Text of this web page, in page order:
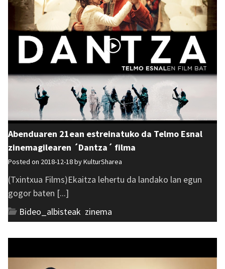
Abenduaren 21ean estreinatuko da Telmo Esnal
zinemagilearen ´Dantza´ filma
Posted on 2018-12-18 byKulturSharea
(Txintxua Films)Ekaitza lehertu da landako lan egun
gogor baten [...]
Bideo_albisteak zinema